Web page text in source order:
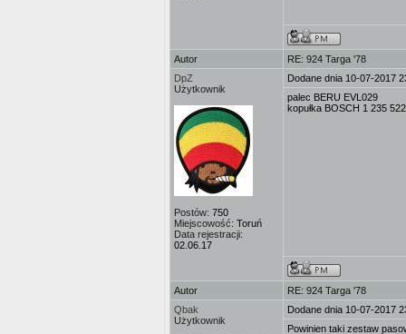
Autor
RE: 924 Targa '78
DpZ
Użytkownik
Postów: 750
Miejscowość: Toruń
Data rejestracji:
02.06.17
Dodane dnia 10-07-2017
palec BERU EVL029
kopułka BOSCH 1 235
Autor
RE: 924 Targa '78
Qbak
Użytkownik
Dodane dnia 10-07-2017
Powinien taki zestaw